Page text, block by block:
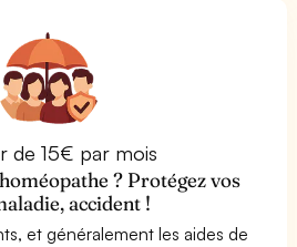
de 15€ par mois
? Protégez vos
accident !
et généralement les aides de